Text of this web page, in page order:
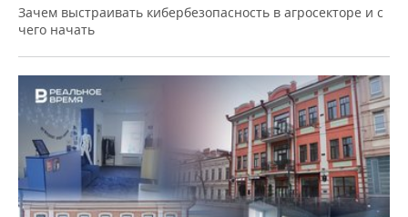
Зачем выстраивать кибербезопасность в агросекторе и с
чего начать